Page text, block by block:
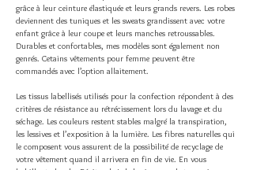
grâce à leur ceinture élastiquée et leurs grands revers. Les robes
deviennent des tuniques et les sweats grandissent avec votre
enfant grâce à leur coupe et leurs manches retroussables.
Durables et confortables, mes modèles sont également non
genrés. Cetains vêtements pour femme peuvent être
commandés avec l’option allaitement.
Les tissus labellisés utilisés pour la confection répondent à des
critères de résistance au rétrécissement lors du lavage et du
séchage. Les couleurs restent stables malgré la transpiration,
les lessives et l’exposition à la lumière. Les fibres naturelles qui
le composent vous assurent de la possibilité de recyclage de
votre vêtement quand il arrivera en fin de vie. En vous